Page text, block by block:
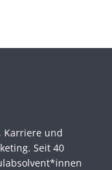
Karriere und
Seit 40